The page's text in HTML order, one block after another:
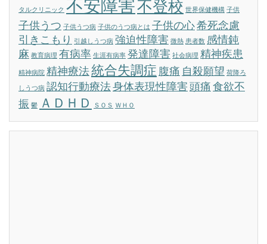
タルクリニック 不安障害不登校 世界保健機構 子供
子供うつ 子供うつ病 子供のうつ病とは 子供の心希死念慮
引きこもり
引越しうつ病 強迫性障害 微熱 患者数 感情鈍
麻 教育病理 有病率 生涯有病率 発達障害 社会病理 精神疾患
精神病院 精神療法統合失調症 腹痛 自殺願望 荷降ろ
しうつ病 認知行動療法身体表現性障害 頭痛 食欲不
振 鬱 ＡＤＨＤ ＳＯＳ ＷＨＯ